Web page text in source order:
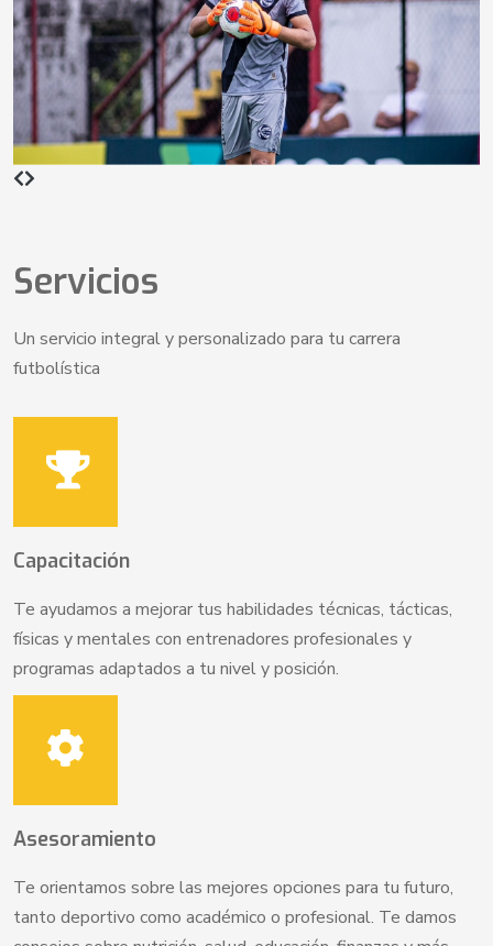
Servicios
Un servicio integral y personalizado para tu carrera
futbolística
Capacitación
Te ayudamos a mejorar tus habilidades técnicas, tácticas,
físicas y mentales con entrenadores profesionales y
programas adaptados a tu nivel y posición.
Asesoramiento
Te orientamos sobre las mejores opciones para tu futuro,
tanto deportivo como académico o profesional. Te damos